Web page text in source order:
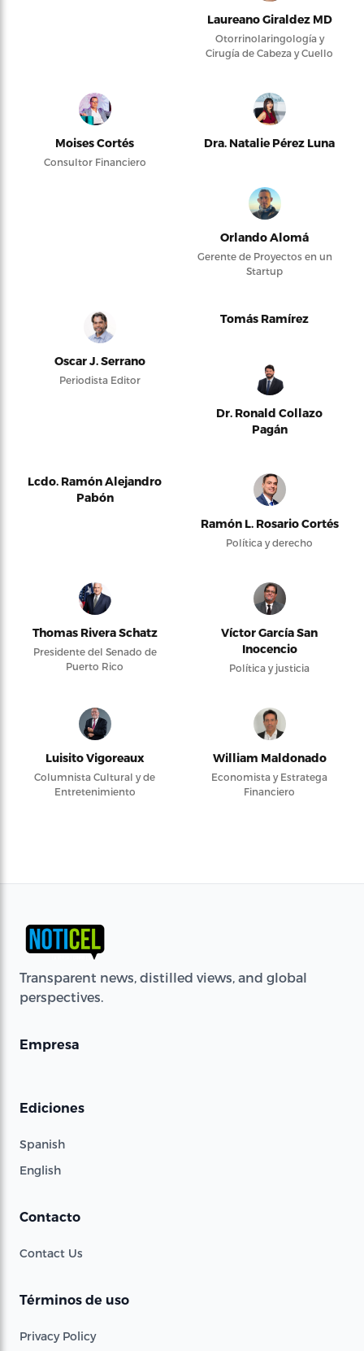
Laureano Giraldez MD
Otorrinolaringología y
Cirugía de Cabeza y Cuello
Moises Cortés
Consultor Financiero
Dra. Natalie Pérez Luna
Orlando Alomá
Gerente de Proyectos en un
Startup
Oscar J. Serrano
Periodista Editor
Tomás Ramírez
Dr. Ronald Collazo
Pagán
Lcdo. Ramón Alejandro
Pabón
Ramón L. Rosario Cortés
Política y derecho
Thomas Rivera Schatz
Presidente del Senado de
Puerto Rico
Víctor García San
Inocencio
Política y justicia
Luisito Vigoreaux
Columnista Cultural y de
Entretenimiento
William Maldonado
Economista y Estratega
Financiero
Transparent news, distilled views, and global
perspectives.
Empresa
Ediciones
Spanish
English
Contacto
Contact Us
Términos de uso
Privacy Policy